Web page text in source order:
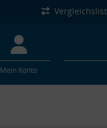
Mein Konto